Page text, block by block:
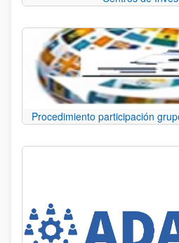
Procedimiento participación